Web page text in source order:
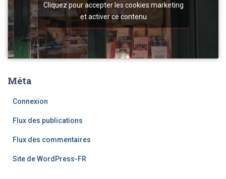
Cliquez pour accepter les cookies marketing
et activer ce contenu
Méta
Connexion
Flux des publications
Flux des commentaires
Site de WordPress-FR